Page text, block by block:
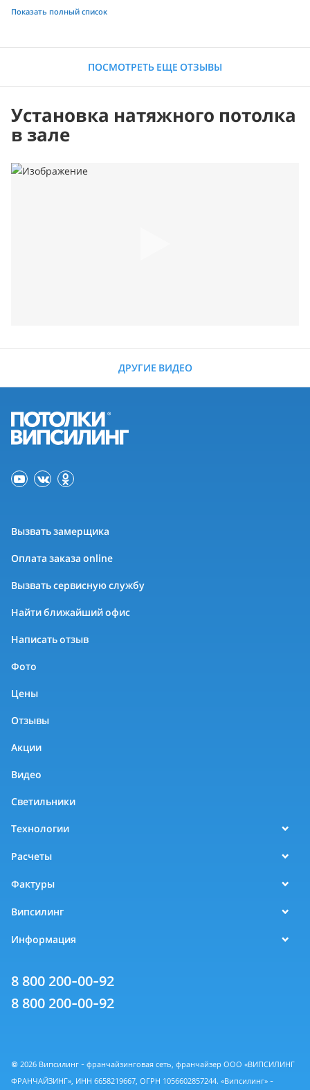
Показать полный список
ПОСМОТРЕТЬ ЕЩЕ ОТЗЫВЫ
Установка натяжного потолка
в зале
ДРУГИЕ ВИДЕО
Вызвать замерщика
Оплата заказа online
Вызвать сервисную службу
Найти ближайший офис
Написать отзыв
Фото
Цены
Отзывы
Акции
Видео
Светильники
Технологии
Расчеты
Фактуры
Випсилинг
Информация
8 800 200-00-92
8 800 200-00-92
© 2026 Випсилинг - франчайзинговая сеть, франчайзер ООО «ВИПСИЛИНГ
ФРАНЧАЙЗИНГ», ИНН 6658219667, ОГРН 1056602857244. «Випсилинг» -